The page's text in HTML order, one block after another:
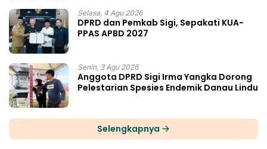
Selasa, 4 Agu 2026
DPRD dan Pemkab Sigi, Sepakati KUA-
PPAS APBD 2027
Senin, 3 Agu 2026
Anggota DPRD Sigi Irma Yangka Dorong
Pelestarian Spesies Endemik Danau Lindu
Selengkapnya